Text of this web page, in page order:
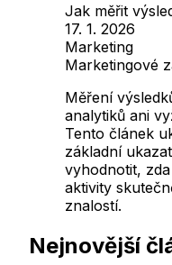
Jak měřit
17. 1. 2026
Marketing
Marketingové
Měření
analytiků ani
Tento článek
základní
vyhodnotit,
aktivity
znalostí.
Nejnovější